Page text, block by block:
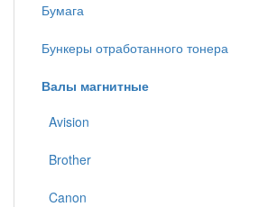
Бумага
Бункеры отработанного тонера
Валы магнитные
Avision
Brother
Canon